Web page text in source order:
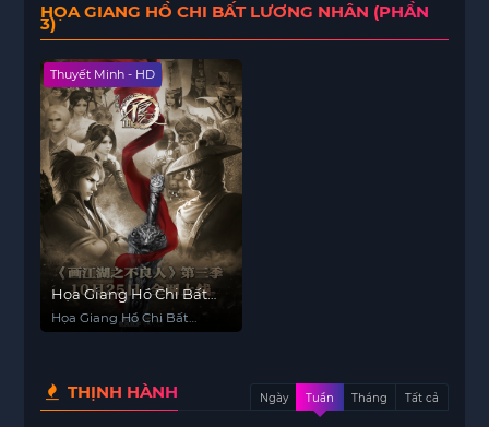
HỌA GIANG HỒ CHI BẤT LƯƠNG NHÂN (PHẦN
3)
Thuyết Minh - HD
Họa Giang Hồ Chi Bất
Lương Nhân (Phần 3)
Họa Giang Hồ Chi Bất
THỊNH HÀNH Ngày Tuần Tháng Tất cả